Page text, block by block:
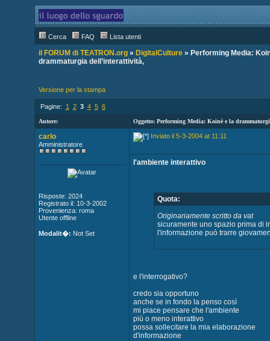
Cerca FAQ Lista utenti
il FORUM di TEATRON.org» DigitalCulture» Performing Media:
drammaturgia dell’interattività,
Versione per la stampa
Pagine: 1 2 3 4 5 6
Autore: Oggetto: Performing Media: Koinè e la
carlo
Amministratore
Risposte: 2024
Registrato il: 10-3-2002
Provenienza: roma
Utente offline
Modalit�: Not Set
Inviato il 5-3-2004 at 11:11
l'ambiente interattivo
Quota:
Originariamente scritto da vat
sicuramente uno spazio prima di
l'informazione può trarre
e l'interrogativo?
credo sia opportuno
anche se in fondo la penso così
mi piace pensare che l'ambiente
più o meno interattivo
possa sollecitare la mia elaborazione
d'informazione